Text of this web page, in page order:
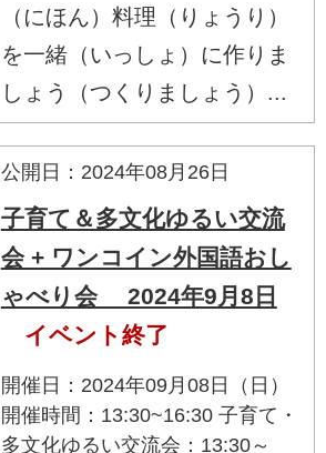
（にほん）料理（りょうり）
を一緒（いっしょ）に作りま
しょう（つくりましょう）...
公開日：2024年08月26日
子育て＆多文化ゆるい交流
会 + ワンコイン外国語おし
ゃべり会 2024年9月8日
イベント終了
開催日：2024年09月08日（日）
開催時間：13:30~16:30 子育て・
多文化ゆるい交流会：13:30～